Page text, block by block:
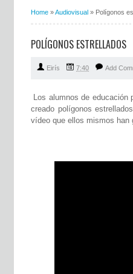
Home »Audiovisual » Polígonos
POLÍGONOS ESTRELLADOS
Eirís 7:40 Add
Los alumnos de
creado polígonos
vídeo que ellos mismos han